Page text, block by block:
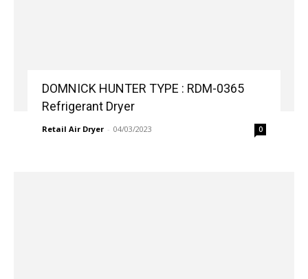
DOMNICK HUNTER TYPE : RDM-0365
Refrigerant Dryer
Retail Air Dryer - 04/03/2023 0